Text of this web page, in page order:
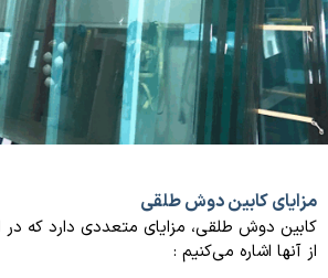
مزایای کابین دوش طلقی
کابین دوش طلقی، مزایای متعددی دارد که
از آنها اشاره می‌کنیم :